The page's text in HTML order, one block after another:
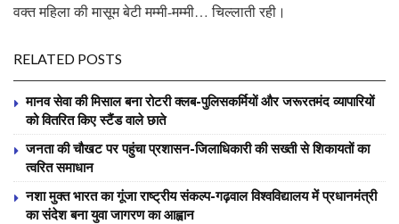
वक्त महिला की मासूम बेटी मम्मी-मम्मी… चिल्लाती रही।
RELATED POSTS
मानव सेवा की मिसाल बना रोटरी क्लब-पुलिसकर्मियों और जरूरतमंद व्यापारियों
को वितरित किए स्टैंड वाले छाते
जनता की चौखट पर पहुंचा प्रशासन-जिलाधिकारी की सख्ती से शिकायतों का
त्वरित समाधान
नशा मुक्त भारत का गूंजा राष्ट्रीय संकल्प-गढ़वाल विश्वविद्यालय में प्रधानमंत्री
का संदेश बना युवा जागरण का आह्वान